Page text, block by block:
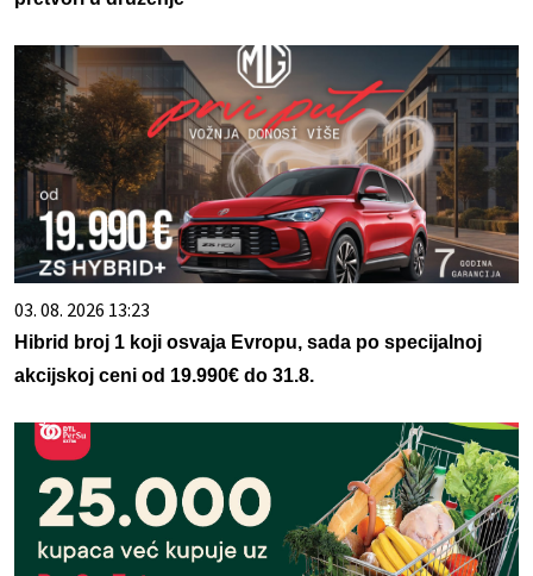
03. 08. 2026 13:23
Hibrid broj 1 koji osvaja Evropu, sada po specijalnoj
akcijskoj ceni od 19.990€ do 31.8.